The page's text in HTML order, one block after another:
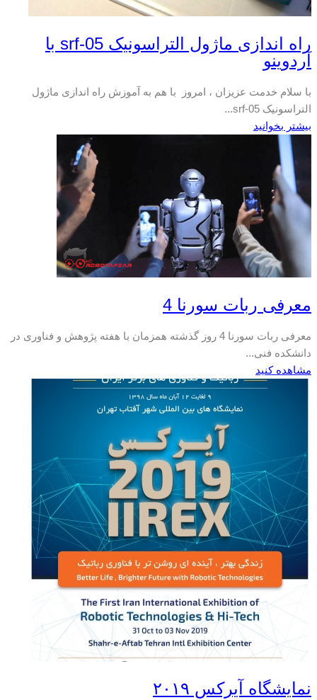
راه اندازی ماژول التراسونیک srf-05 با
آردوینو
با سلام خدمت عزیزان ، امروز با هم به آموزش راه اندازی ماژول
التراسونیک srf-05...
بیشتر بخوانید
معرفی ربات سورنا 4
معرفی ربات سورنا 4 روز گذشته همزمان با هفته پژوهش و فناوری در
دانشکده فنی...
مشاهده کنید
نمایشگاه آیرکس ۲۰۱۹